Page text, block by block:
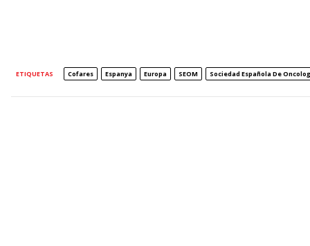
ETIQUETAS Cofares Espanya Europa SEOM Sociedad Española De